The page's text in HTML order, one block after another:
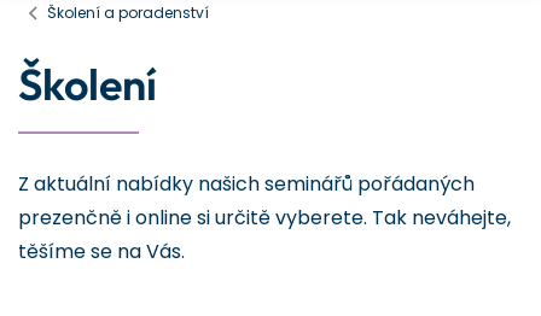
Školení a poradenství
Školení
Z aktuální nabídky našich seminářů pořádaných
prezenčně i online si určitě vyberete. Tak neváhejte,
těšíme se na Vás.